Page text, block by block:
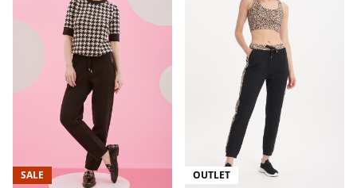
SALE OUTLET